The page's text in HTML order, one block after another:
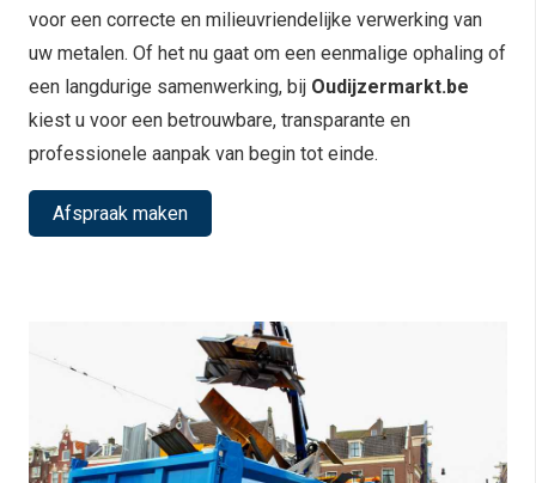
voor een correcte en milieuvriendelijke verwerking van
uw metalen. Of het nu gaat om een eenmalige ophaling of
een langdurige samenwerking, bij Oudijzermarkt.be
kiest u voor een betrouwbare, transparante en
professionele aanpak van begin tot einde.
Afspraak maken